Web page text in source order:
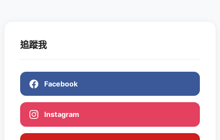
追蹤我
Facebook
Instagram